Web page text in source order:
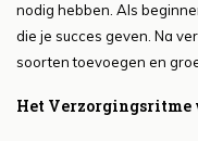
nodig hebben. Als
die je succes geven. Na
soorten toevoegen en
Het Verzorgingsritme